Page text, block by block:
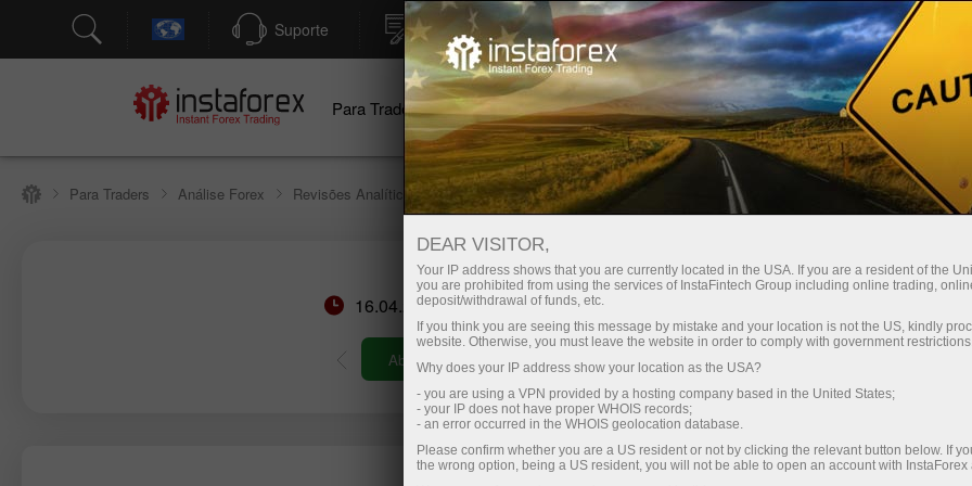
Suporte Abertura instanânea da conta Plataforma de negociação
Para Traders Para Iniciantes Para Investidores Para Parceiros
Para Traders Análise Forex Revisões Analíticas Fundamental analysis
16.04.2026 04:10 PM O ouro atinge US$ 4.900
Abrir conta de negociação Abrir conta demo
DEAR VISITOR,
Your IP address shows that you are currently located in the USA. If you are a resident of the
you are prohibited from using the services of InstaFintech Group including online trading,
deposit/withdrawal of funds, etc.
If you think you are seeing this message by mistake and your location is not the US, kindly
website. Otherwise, you must leave the website in order to comply with government
Why does your IP address show your location as the USA?
- you are using a VPN provided by a hosting company based in the United States;
- your IP does not have proper WHOIS records;
- an error occurred in the WHOIS geolocation database.
Please confirm whether you are a US resident or not by clicking the relevant button below. If
the wrong option, being a US resident, you will not be able to open an account with InstaForex